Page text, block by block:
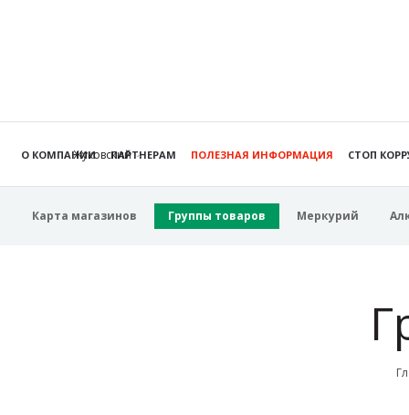
Жуковский
О КОМПАНИИ ПАРТНЕРАМ ПОЛЕЗНАЯ ИНФОРМАЦИЯ СТОП
Карта магазинов Группы товаров Меркурий